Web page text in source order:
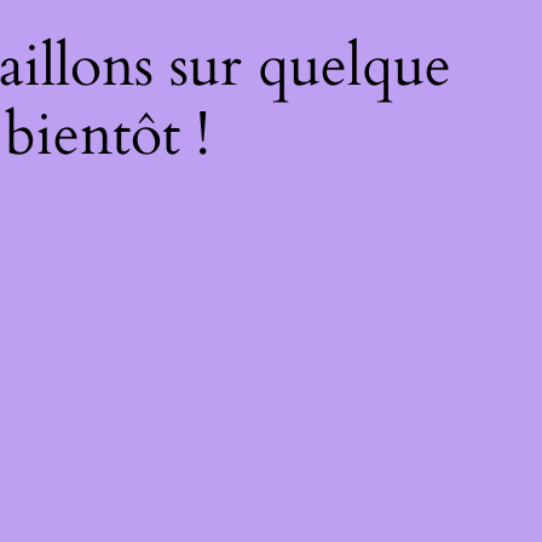
sur quelque
!